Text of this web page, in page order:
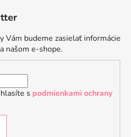
Vám budeme zasielať informácie
našom e-shope.
s podmienkami ochrany